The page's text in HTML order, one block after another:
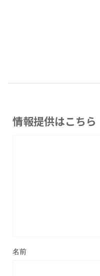
情報提供はこちら
名前